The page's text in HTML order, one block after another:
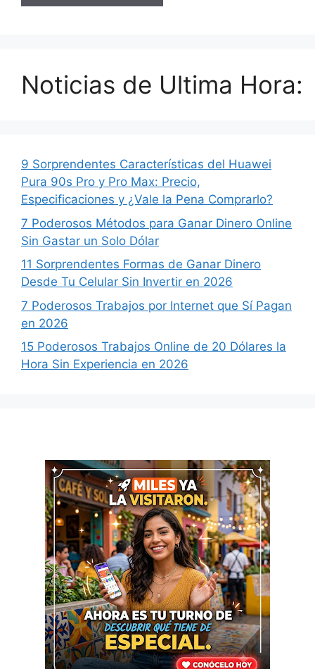
Noticias de Ultima Hora:
9 Sorprendentes Características del Huawei
Pura 90s Pro y Pro Max: Precio,
Especificaciones y ¿Vale la Pena Comprarlo?
7 Poderosos Métodos para Ganar Dinero Online
Sin Gastar un Solo Dólar
11 Sorprendentes Formas de Ganar Dinero
Desde Tu Celular Sin Invertir en 2026
7 Poderosos Trabajos por Internet que Sí Pagan
en 2026
15 Poderosos Trabajos Online de 20 Dólares la
Hora Sin Experiencia en 2026